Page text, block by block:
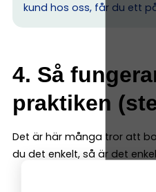
kund hos oss, får du ett
4. Så
praktiken
Det är här många tror att
du det enkelt, så är det